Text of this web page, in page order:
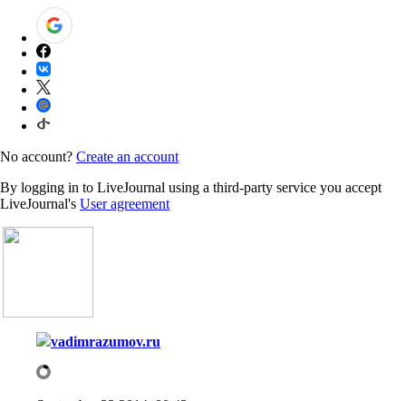
No account? Create an account
By logging in to LiveJournal using a third-party service you accept
LiveJournal's User agreement
vadimrazumov.ru